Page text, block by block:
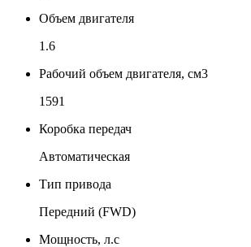
Объем двигателя
1.6
Рабочий объем двигателя, см3
1591
Коробка передач
Автоматическая
Тип привода
Передний (FWD)
Мощность, л.с